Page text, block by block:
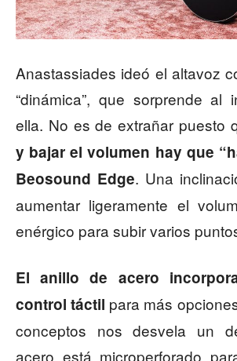
Anastassiades ideó el altavoz
“dinámica”, que sorprende al
ella. No es de extrañar puesto
y bajar el volumen hay que
Beosound Edge. Una
aumentar ligeramente el
enérgico para subir varios
El anillo de acero
control táctil para más
conceptos nos desvela un
acero está microperforado